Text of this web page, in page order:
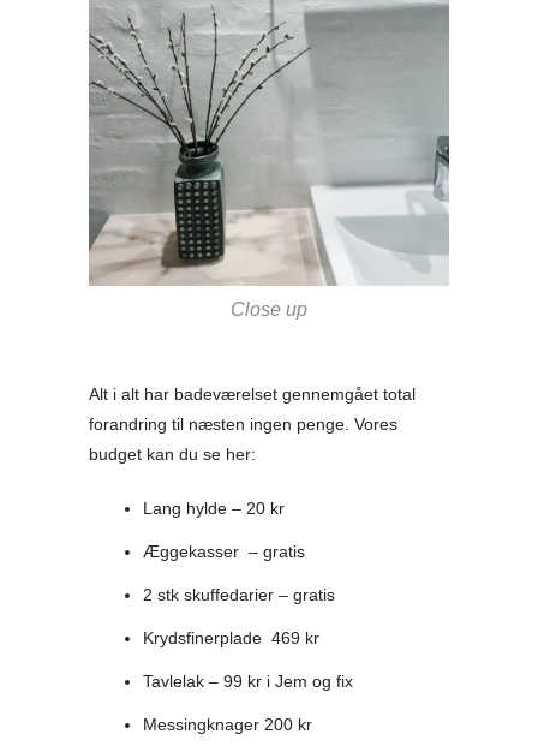
Close up
Alt i alt har badeværelset gennemgået total
forandring til næsten ingen penge. Vores
budget kan du se her:
Lang hylde – 20 kr
Æggekasser – gratis
2 stk skuffedarier – gratis
Krydsfinerplade 469 kr
Tavlelak – 99 kr i Jem og fix
Messingknager 200 kr